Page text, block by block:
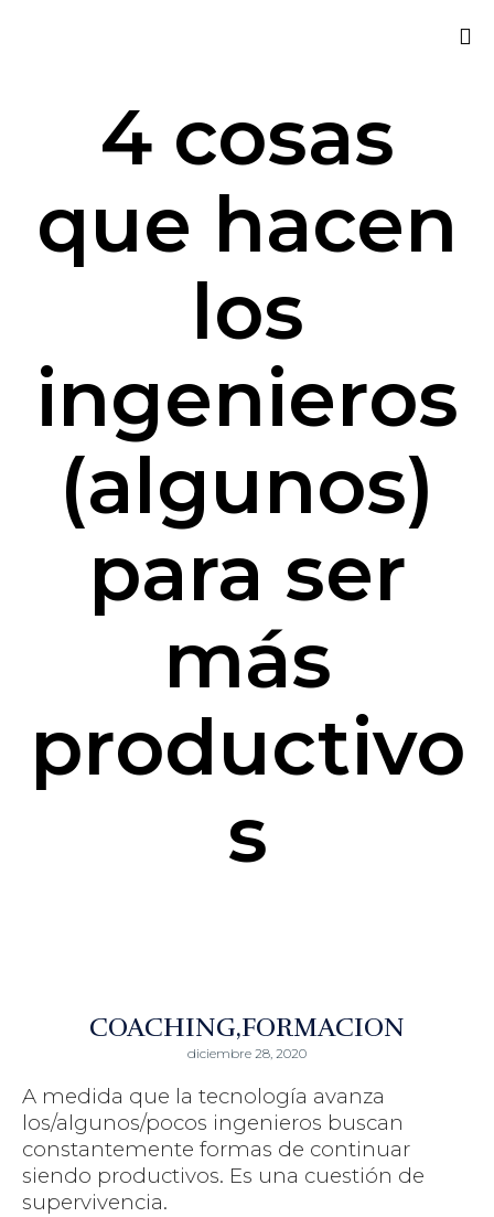
4 cosas
que hacen
los
ingenieros
(algunos)
para ser
más
productivo
s
COACHING FORMACION
diciembre 28, 2020
A medida que la tecnología avanza
los/algunos/pocos ingenieros buscan
constantemente formas de continuar
siendo productivos. Es una cuestión de
supervivencia.